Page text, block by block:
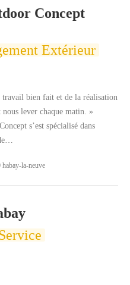
Concept
Extérieur
travail bien fait et de la réalisation
lever chaque matin. »
s’est spécialisé dans
habay-la-neuve